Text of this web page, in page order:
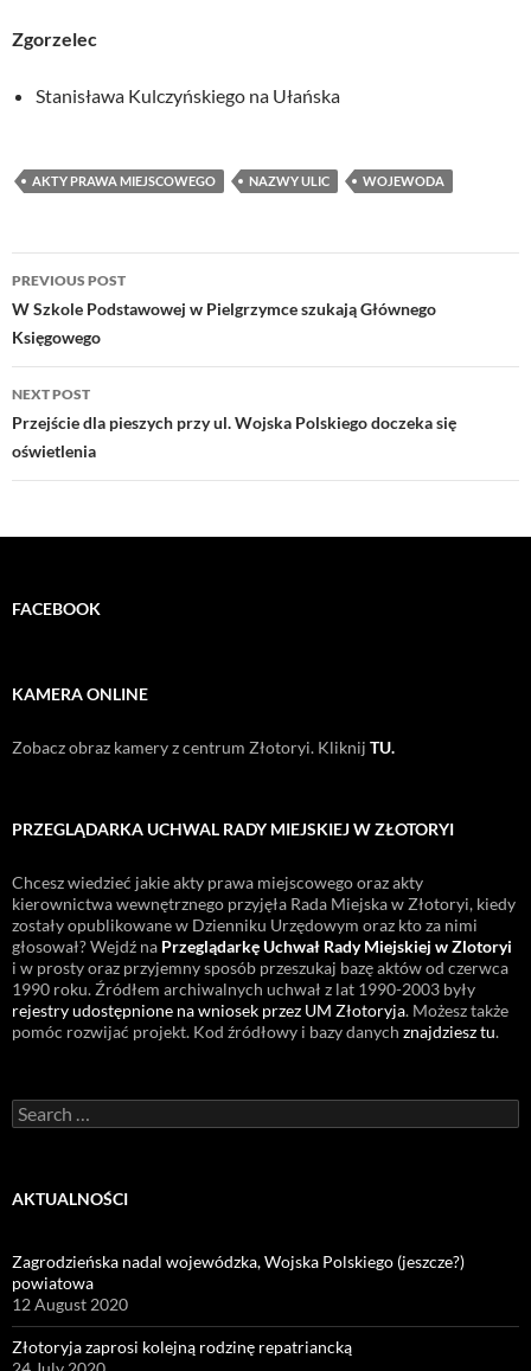
Zgorzelec
Stanisława Kulczyńskiego na Ułańska
AKTY PRAWA MIEJSCOWEGO NAZWY ULIC WOJEWODA
Post
navigation
PREVIOUS POST
W Szkole Podstawowej w Pielgrzymce szukają Głównego
Księgowego
NEXT POST
Przejście dla pieszych przy ul. Wojska Polskiego doczeka się
oświetlenia
FACEBOOK
KAMERA ONLINE
Zobacz obraz kamery z centrum Złotoryi. Kliknij TU.
PRZEGLĄDARKA UCHWAL RADY MIEJSKIEJ W ZŁOTORYI
Chcesz wiedzieć jakie akty prawa miejscowego oraz akty
kierownictwa wewnętrznego przyjęła Rada Miejska w Złotoryi, kiedy
zostały opublikowane w Dzienniku Urzędowym oraz kto za nimi
głosował? Wejdź na Przeglądarkę Uchwał Rady Miejskiej w Zlotoryi
i w prosty oraz przyjemny sposób przeszukaj bazę aktów od czerwca
1990 roku. Źródłem archiwalnych uchwał z lat 1990-2003 były
rejestry udostępnione na wniosek przez UM Złotoryja. Możesz także
pomóc rozwijać projekt. Kod źródłowy i bazy danych znajdziesz tu.
Search
for:
AKTUALNOŚCI
Zagrodzieńska nadal wojewódzka, Wojska Polskiego (jeszcze?)
powiatowa
12 August 2020
Złotoryja zaprosi kolejną rodzinę repatriancką